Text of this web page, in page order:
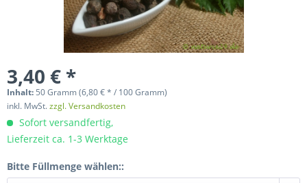
3,40 € *
Inhalt: 50 Gramm (6,80 € * / 100 Gramm)
inkl. MwSt.zzgl. Versandkosten
Sofort versandfertig,
Lieferzeit ca. 1-3 Werktage
Bitte Füllmenge wählen::